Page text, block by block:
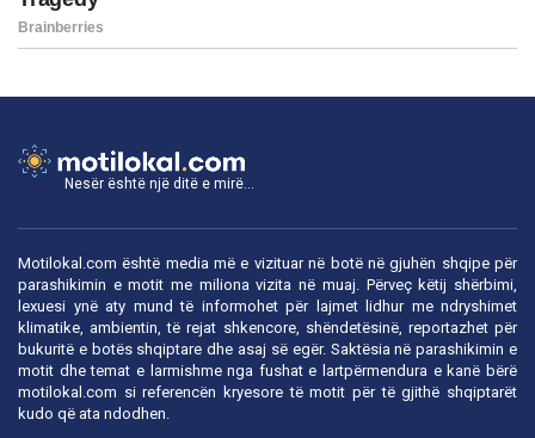
Nesër është një ditë e mirë...
Motilokal.com është media më e vizituar në botë në gjuhën shqipe për
parashikimin e motit me miliona vizita në muaj. Përveç këtij shërbimi,
lexuesi ynë aty mund të informohet për lajmet lidhur me ndryshimet
klimatike, ambientin, të rejat shkencore, shëndetësinë, reportazhet për
bukuritë e botës shqiptare dhe asaj së egër. Saktësia në parashikimin e
motit dhe temat e larmishme nga fushat e lartpërmendura e kanë bërë
motilokal.com si referencën kryesore të motit për të gjithë shqiptarët
kudo që ata ndodhen.